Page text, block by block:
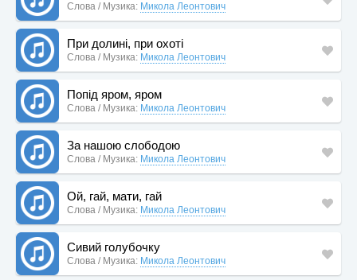
Слова / Музика: Микола Леонтович
При долині, при охоті
Слова / Музика: Микола Леонтович
Попід яром, яром
Слова / Музика: Микола Леонтович
За нашою слободою
Слова / Музика: Микола Леонтович
Ой, гай, мати, гай
Слова / Музика: Микола Леонтович
Сивий голубочку
Слова / Музика: Микола Леонтович